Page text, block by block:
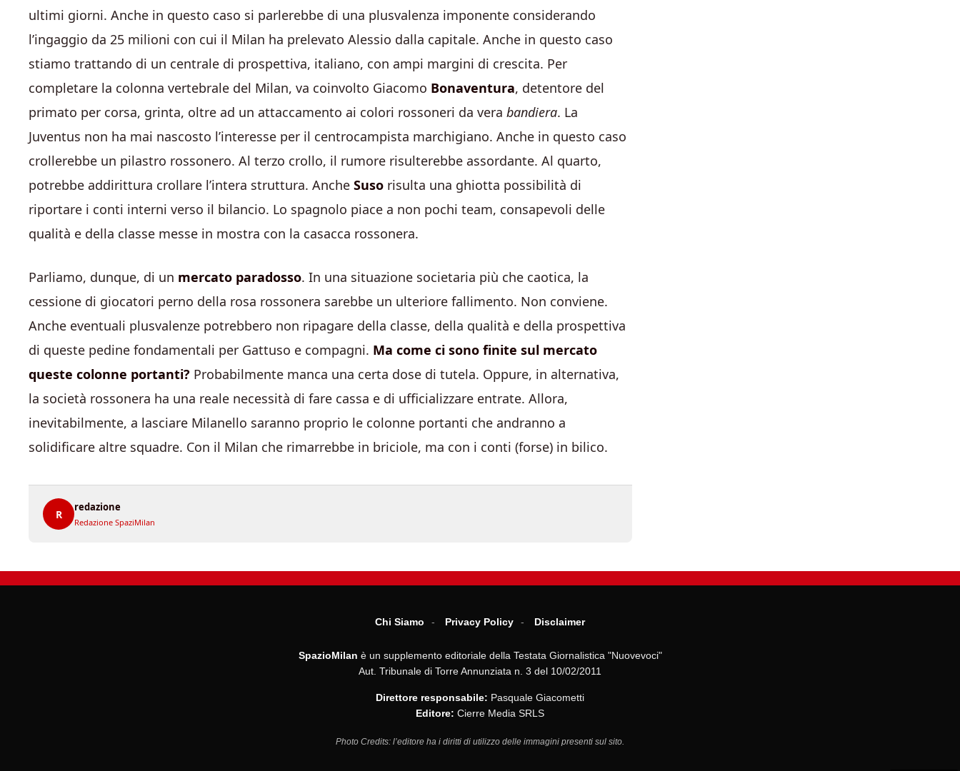
ultimi giorni. Anche in questo caso si parlerebbe di una plusvalenza imponente considerando
l’ingaggio da 25 milioni con cui il Milan ha prelevato Alessio dalla capitale. Anche in questo caso
stiamo trattando di un centrale di prospettiva, italiano, con ampi margini di crescita. Per
completare la colonna vertebrale del Milan, va coinvolto Giacomo Bonaventura, detentore del
primato per corsa, grinta, oltre ad un attaccamento ai colori rossoneri da vera bandiera. La
Juventus non ha mai nascosto l’interesse per il centrocampista marchigiano. Anche in questo caso
crollerebbe un pilastro rossonero. Al terzo crollo, il rumore risulterebbe assordante. Al quarto,
potrebbe addirittura crollare l’intera struttura. Anche Suso risulta una ghiotta possibilità di
riportare i conti interni verso il bilancio. Lo spagnolo piace a non pochi team, consapevoli delle
qualità e della classe messe in mostra con la casacca rossonera.
Parliamo, dunque, di un mercato paradosso. In una situazione societaria più che caotica, la
cessione di giocatori perno della rosa rossonera sarebbe un ulteriore fallimento. Non conviene.
Anche eventuali plusvalenze potrebbero non ripagare della classe, della qualità e della prospettiva
di queste pedine fondamentali per Gattuso e compagni. Ma come ci sono finite sul mercato
queste colonne portanti? Probabilmente manca una certa dose di tutela. Oppure, in alternativa,
la società rossonera ha una reale necessità di fare cassa e di ufficializzare entrate. Allora,
inevitabilmente, a lasciare Milanello saranno proprio le colonne portanti che andranno a
solidificare altre squadre. Con il Milan che rimarrebbe in briciole, ma con i conti (forse) in bilico.
R
redazione
Redazione SpaziMilan
Chi Siamo Privacy Policy Disclaimer
SpazioMilan è un supplemento editoriale della Testata Giornalistica "Nuovevoci"
Aut. Tribunale di Torre Annunziata n. 3 del 10/02/2011
Direttore responsabile: Pasquale Giacometti
Editore: Cierre Media SRLS
Photo Credits: l’editore ha i diritti di utilizzo delle immagini presenti sul sito.